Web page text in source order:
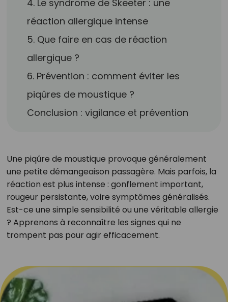
4. Le syndrome de Skeeter : une
réaction allergique intense
5. Que faire en cas de réaction
allergique ?
6. Prévention : comment éviter les
piqûres de moustique ?
Conclusion : vigilance et prévention
Une piqûre de moustique provoque généralement
une petite démangeaison passagère. Mais parfois, la
réaction est plus intense : gonflement important,
rougeur persistante, voire symptômes généralisés.
Est-ce une simple sensibilité ou une véritable allergie
? Apprenons à reconnaître les signes qui ne
trompent pas pour agir efficacement.